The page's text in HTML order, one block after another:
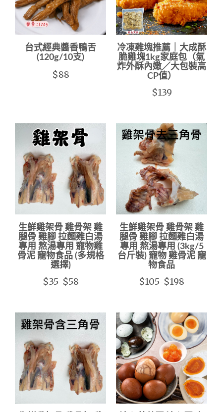
台式經典醬香鴨舌
(120g/10支)
$88
冷凍雞塊推薦｜大成酥
脆雞塊1kg家庭包（氣
炸外酥內嫩／大包裝高
CP值）
$139
生鮮雞架骨 雞骨架 雞
腿骨 雞腳 拉麵雞白湯
專用 熬湯專用 寵物雞
骨泥 寵物食品 (多規格
選擇)
$35-$58
生鮮雞架骨 雞骨架 雞
腿骨 雞腳 拉麵雞白湯
專用 熬湯專用 (3kg/5
台斤裝) 寵物 雞骨泥 寵
物食品
$105-$198